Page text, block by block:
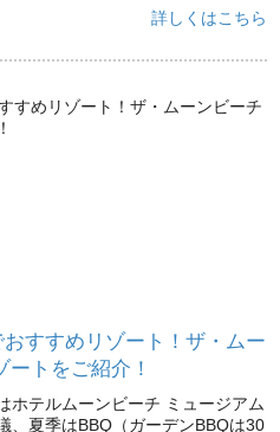
詳しくはこちら
おすすめリゾート！ザ・ムー
トをご紹介！
ホテルムーンビーチ ミュージアム
、夏季はBBQ（ガーデンBBQは30